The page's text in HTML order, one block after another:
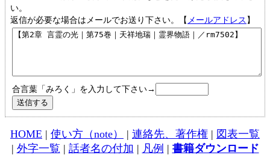
い。
返信が必要な場合はメールでお送り下さい。【 メールアドレス 】
合言葉「みろく」を入力して下さい→
HOME | 使い方（note） | 連絡先、著作権 | 図表一覧
| 外字一覧 | 話者名の付加 | 凡例 | 書籍ダウンロード